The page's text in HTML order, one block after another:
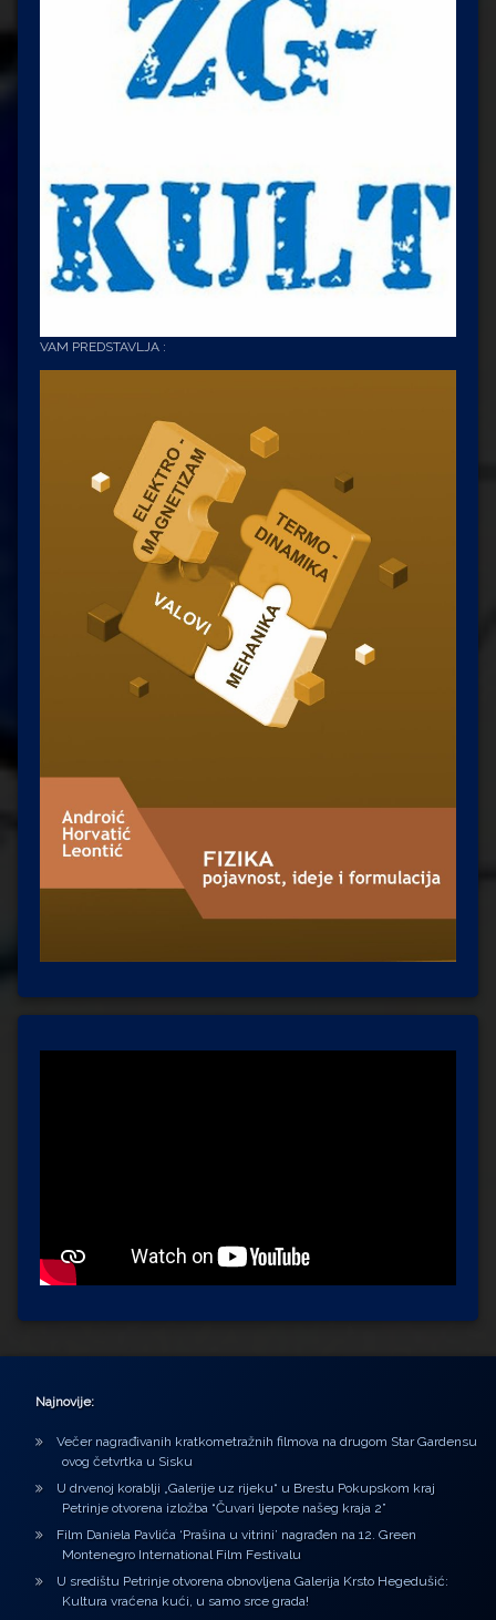
VAM PREDSTAVLJA :
Najnovije:
Večer nagrađivanih kratkometražnih filmova na drugom Star Gardensu
ovog četvrtka u Sisku
U drvenoj korablji „Galerije uz rijeku“ u Brestu Pokupskom kraj
Petrinje otvorena izložba “Čuvari ljepote našeg kraja 2”
Film Daniela Pavlića ‘Prašina u vitrini’ nagrađen na 12. Green
Montenegro International Film Festivalu
U središtu Petrinje otvorena obnovljena Galerija Krsto Hegedušić:
Kultura vraćena kući, u samo srce grada!